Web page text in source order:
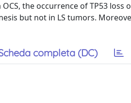
the occurrence of TP53
but not in LS tumors.
completa (DC)